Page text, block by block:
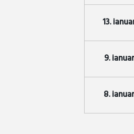
13.
9.
8.